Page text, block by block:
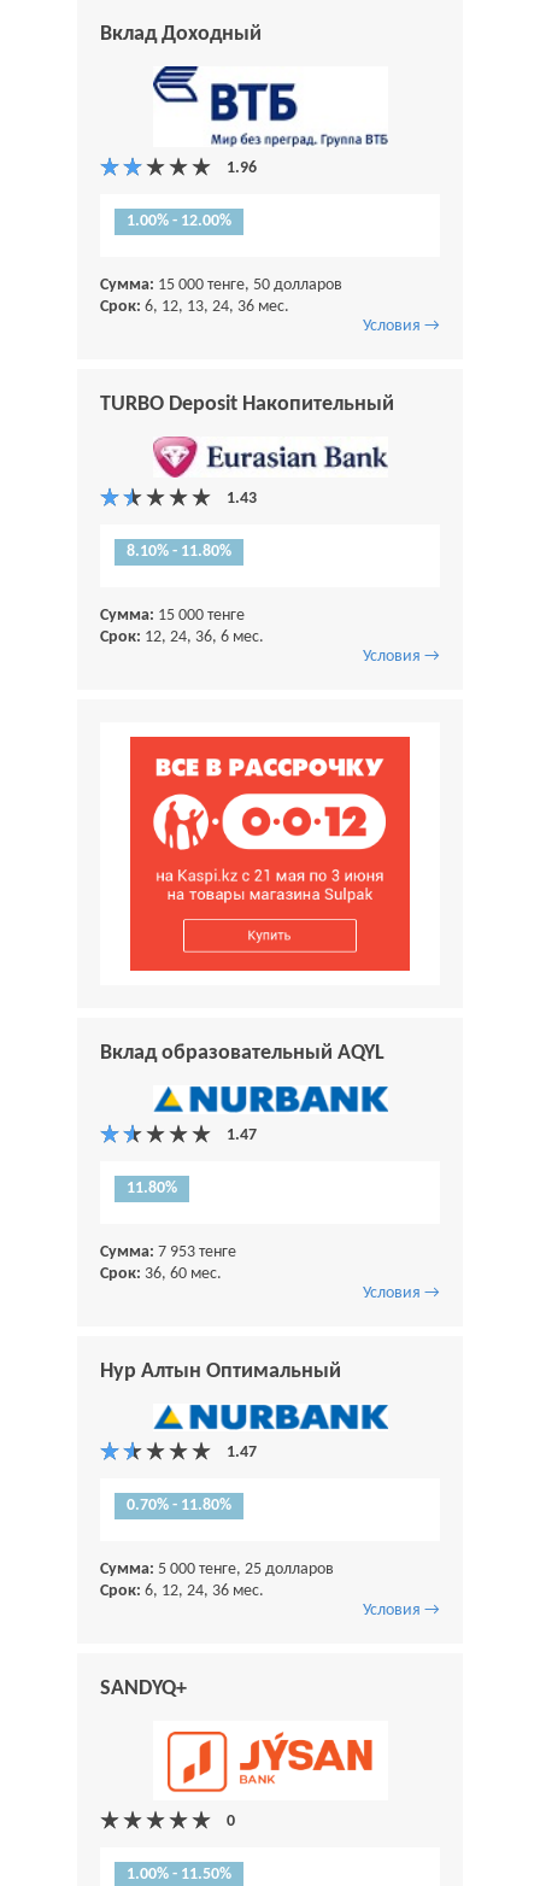
Вклад Доходный
1.00% - 12.00%
Сумма: 15 000 тенге, 50 долларов
Срок: 6, 12, 13, 24, 36 мес.
Условия →
TURBO Deposit Накопительный
8.10% - 11.80%
Сумма: 15 000 тенге
Срок: 12, 24, 36, 6 мес.
Условия →
Вклад образовательный AQYL
11.80%
Сумма: 7 953 тенге
Срок: 36, 60 мес.
Условия →
Нур Алтын Оптимальный
0.70% - 11.80%
Сумма: 5 000 тенге, 25 долларов
Срок: 6, 12, 24, 36 мес.
Условия →
SANDYQ+
1.00% - 11.50%